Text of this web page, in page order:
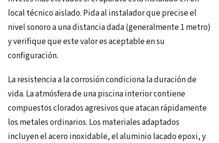
local técnico aislado. Pida al instalador que precise el
nivel sonoro a una distancia dada (generalmente 1 metro)
y verifique que este valor es aceptable en su
configuración.
La resistencia a la corrosión condiciona la duración de
vida. La atmósfera de una piscina interior contiene
compuestos clorados agresivos que atacan rápidamente
los metales ordinarios. Los materiales adaptados
incluyen el acero inoxidable, el aluminio lacado epoxi, y